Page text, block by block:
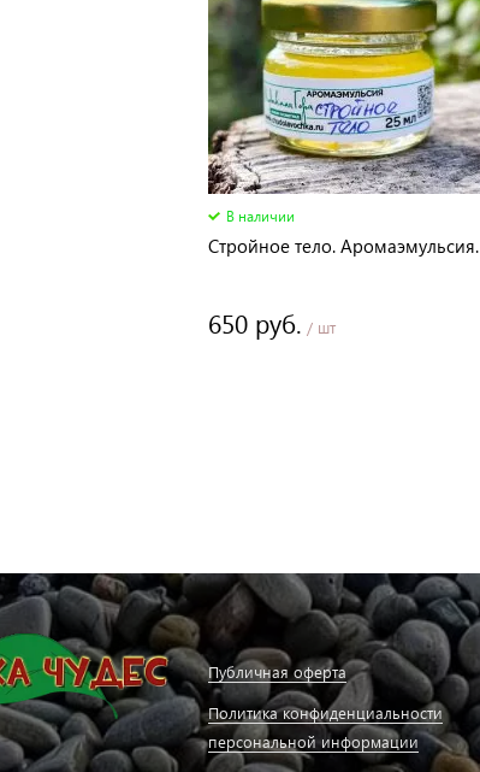
В наличии
Стройное тело. Аромаэмульсия.
650 руб. / шт
Публичная оферта
Политика конфиденциальности
персональной информации